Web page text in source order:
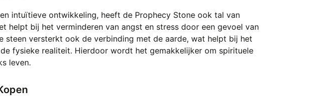
intuïtieve ontwikkeling, heeft de Prophecy Stone ook tal van
helpt bij het verminderen van angst en stress door een gevoel van
steen versterkt ook de verbinding met de aarde, wat helpt bij het
fysieke realiteit. Hierdoor wordt het gemakkelijker om spirituele
leven.